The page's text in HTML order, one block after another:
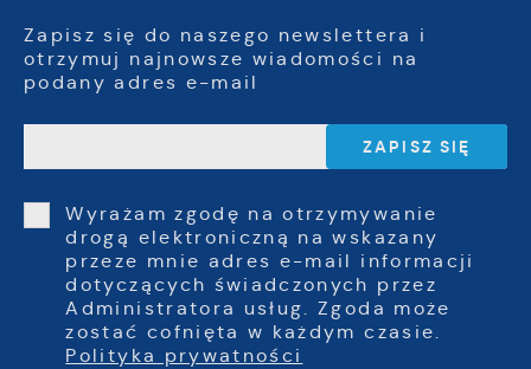
Zapisz się do naszego newslettera i
otrzymuj najnowsze wiadomości na
podany adres e-mail
Wyrażam zgodę na otrzymywanie
drogą elektroniczną na wskazany
przeze mnie adres e-mail informacji
dotyczących świadczonych przez
Administratora usług. Zgoda może
zostać cofnięta w każdym czasie.
Polityka prywatności